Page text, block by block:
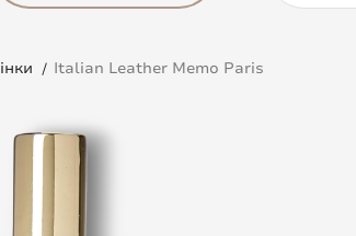
Italian Leather Memo Paris